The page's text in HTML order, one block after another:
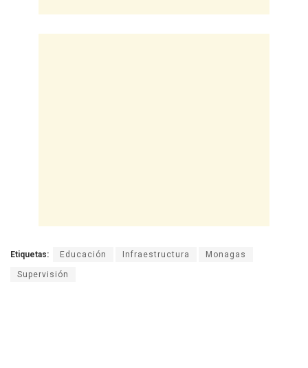
Etiquetas: Educación Infraestructura Monagas
Supervisión